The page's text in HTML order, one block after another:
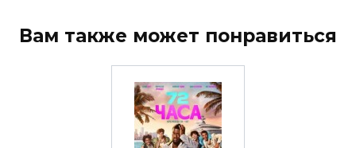
Вам также может понравиться